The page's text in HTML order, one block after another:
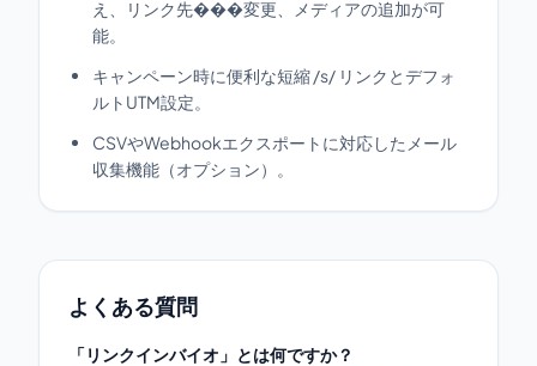
え、リンク先���変更、メディアの追加が可
能。
キャンペーン時に便利な短縮 /s/ リンクとデフォ
ルトUTM設定。
CSVやWebhookエクスポートに対応したメール
収集機能（オプション）。
よくある質問
「リンクインバイオ」とは何ですか？